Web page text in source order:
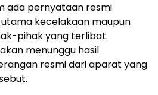
ada pernyataan resmi
kecelakaan maupun
pihak yang terlibat.
menunggu hasil
resmi dari aparat yang